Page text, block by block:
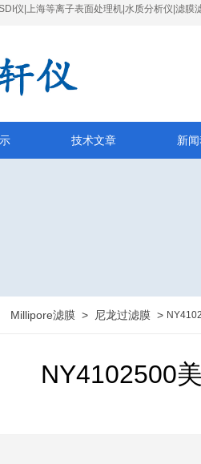
仪|上海等离子表面处理机|水质分析仪|滤膜
技术文章 新
Millipore滤膜 > 尼龙过滤膜 >
NY4102500